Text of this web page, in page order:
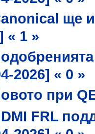
ще
« 1 »
2026] « 0 »
при
FRL